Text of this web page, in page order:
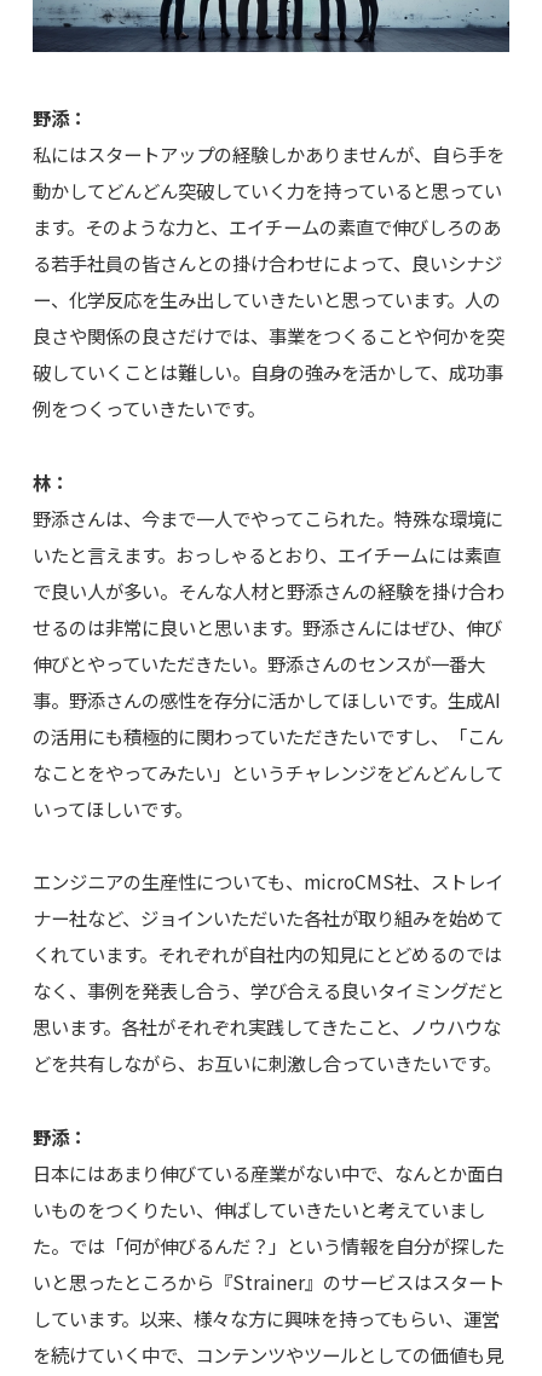
野添：
私にはスタートアップの経験しかありませんが、自ら手を
動かしてどんどん突破していく力を持っていると思ってい
ます。そのような力と、エイチームの素直で伸びしろのあ
る若手社員の皆さんとの掛け合わせによって、良いシナジ
ー、化学反応を生み出していきたいと思っています。人の
良さや関係の良さだけでは、事業をつくることや何かを突
破していくことは難しい。自身の強みを活かして、成功事
例をつくっていきたいです。
林：
野添さんは、今まで一人でやってこられた。特殊な環境に
いたと言えます。おっしゃるとおり、エイチームには素直
で良い人が多い。そんな人材と野添さんの経験を掛け合わ
せるのは非常に良いと思います。野添さんにはぜひ、伸び
伸びとやっていただきたい。野添さんのセンスが一番大
事。野添さんの感性を存分に活かしてほしいです。生成AI
の活用にも積極的に関わっていただきたいですし、「こん
なことをやってみたい」というチャレンジをどんどんして
いってほしいです。
エンジニアの生産性についても、microCMS社、ストレイ
ナー社など、ジョインいただいた各社が取り組みを始めて
くれています。それぞれが自社内の知見にとどめるのでは
なく、事例を発表し合う、学び合える良いタイミングだと
思います。各社がそれぞれ実践してきたこと、ノウハウな
どを共有しながら、お互いに刺激し合っていきたいです。
野添：
日本にはあまり伸びている産業がない中で、なんとか面白
いものをつくりたい、伸ばしていきたいと考えていまし
た。では「何が伸びるんだ？」という情報を自分が探した
いと思ったところから『Strainer』のサービスはスタート
しています。以来、様々な方に興味を持ってもらい、運営
を続けていく中で、コンテンツやツールとしての価値も見